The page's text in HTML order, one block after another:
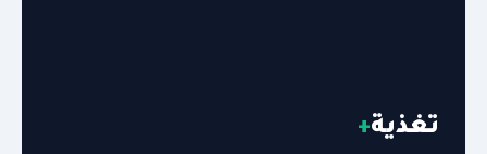
تغذية+